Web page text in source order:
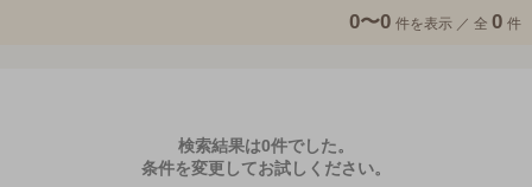
0〜0 件を表示 ／ 全 0 件
検索結果は0件でした。
条件を変更してお試しください。